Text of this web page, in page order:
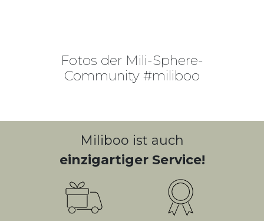
Fotos der Mili-Sphere-
Community #miliboo
Miliboo ist auch
einzigartiger Service!